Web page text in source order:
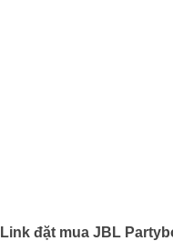
Link đặt mua JBL